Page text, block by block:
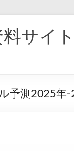
サイト
予測2025年-